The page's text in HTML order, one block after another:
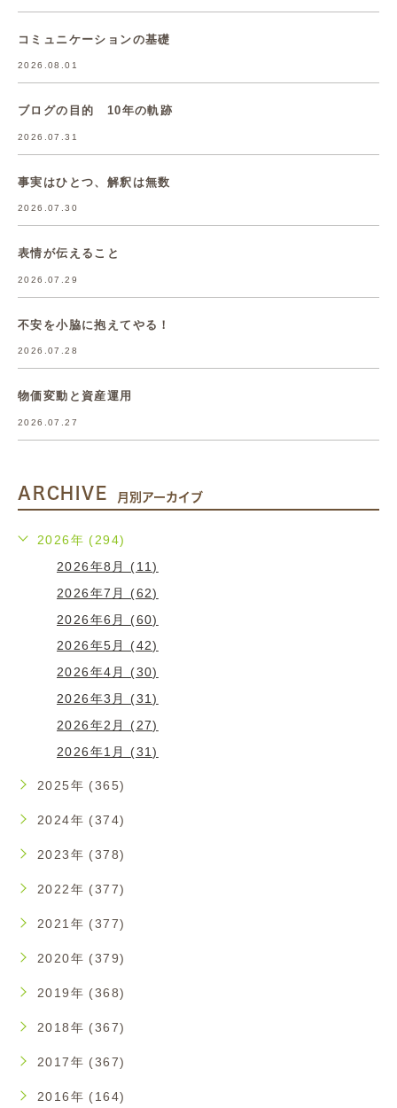
コミュニケーションの基礎
2026.08.01
ブログの目的 10年の軌跡
2026.07.31
事実はひとつ、解釈は無数
2026.07.30
表情が伝えること
2026.07.29
不安を小脇に抱えてやる！
2026.07.28
物価変動と資産運用
2026.07.27
ARCHIVE 月別アーカイブ
2026年 (294)
2026年8月 (11)
2026年7月 (62)
2026年6月 (60)
2026年5月 (42)
2026年4月 (30)
2026年3月 (31)
2026年2月 (27)
2026年1月 (31)
2025年 (365)
2024年 (374)
2023年 (378)
2022年 (377)
2021年 (377)
2020年 (379)
2019年 (368)
2018年 (367)
2017年 (367)
2016年 (164)